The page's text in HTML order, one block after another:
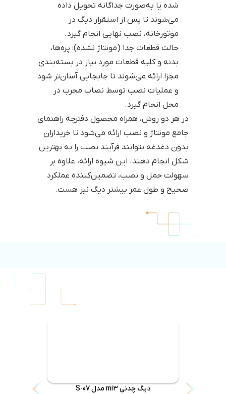
شده یا به‌صورت جداگانه تحویل داده
می‌شوند تا پس از استقرار دیگ در
موتورخانه، نصب نهایی انجام گیرد.
حالت قطعات جدا (مونتاژ نشده): پره‌ها،
بدنه و کلیه قطعات مورد نیاز در بسته‌بندی
مجزا ارائه می‌شوند تا جابجایی آسان‌تر شود
و عملیات نصب توسط نصاب مجرب در
محل انجام گیرد.
در هر دو روش، همراه محصول دفترچه راهنمای
جامع مونتاژ و نصب ارائه می‌شود تا خریداران
بدون دغدغه بتوانند فرآیند نصب را به بهترین
شکل انجام دهند. این شیوه ارائه، علاوه بر
سهولت حمل و نصب، تضمین‌کننده عملکرد
صحیح و طول عمر بیشتر دیگ نیز هست.
دیگ چدنی mi3 مدل S-07